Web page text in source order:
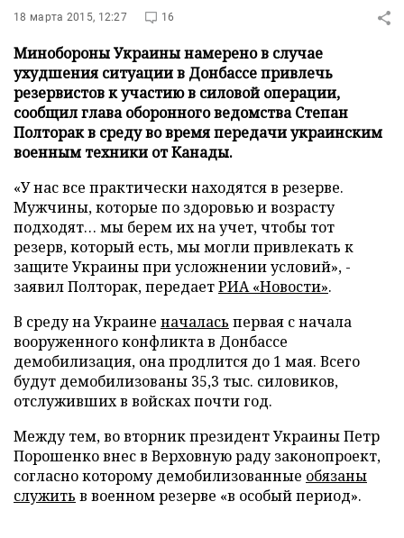
18 марта 2015, 12:27 16
Минобороны Украины намерено в случае
ухудшения ситуации в Донбассе привлечь
резервистов к участию в силовой операции,
сообщил глава оборонного ведомства Степан
Полторак в среду во время передачи украинским
военным техники от Канады.
«У нас все практически находятся в резерве.
Мужчины, которые по здоровью и возрасту
подходят… мы берем их на учет, чтобы тот
резерв, который есть, мы могли привлекать к
защите Украины при усложнении условий», -
заявил Полторак, передаетРИА «Новости».
В среду на Украине началась первая с начала
вооруженного конфликта в Донбассе
демобилизация, она продлится до 1 мая. Всего
будут демобилизованы 35,3 тыс. силовиков,
отслуживших в войсках почти год.
Между тем, во вторник президент Украины Петр
Порошенко внес в Верховную раду законопроект,
согласно которому демобилизованные обязаны
служить в военном резерве «в особый период».